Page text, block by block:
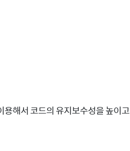
해서 코드의 유지보수성을 높이